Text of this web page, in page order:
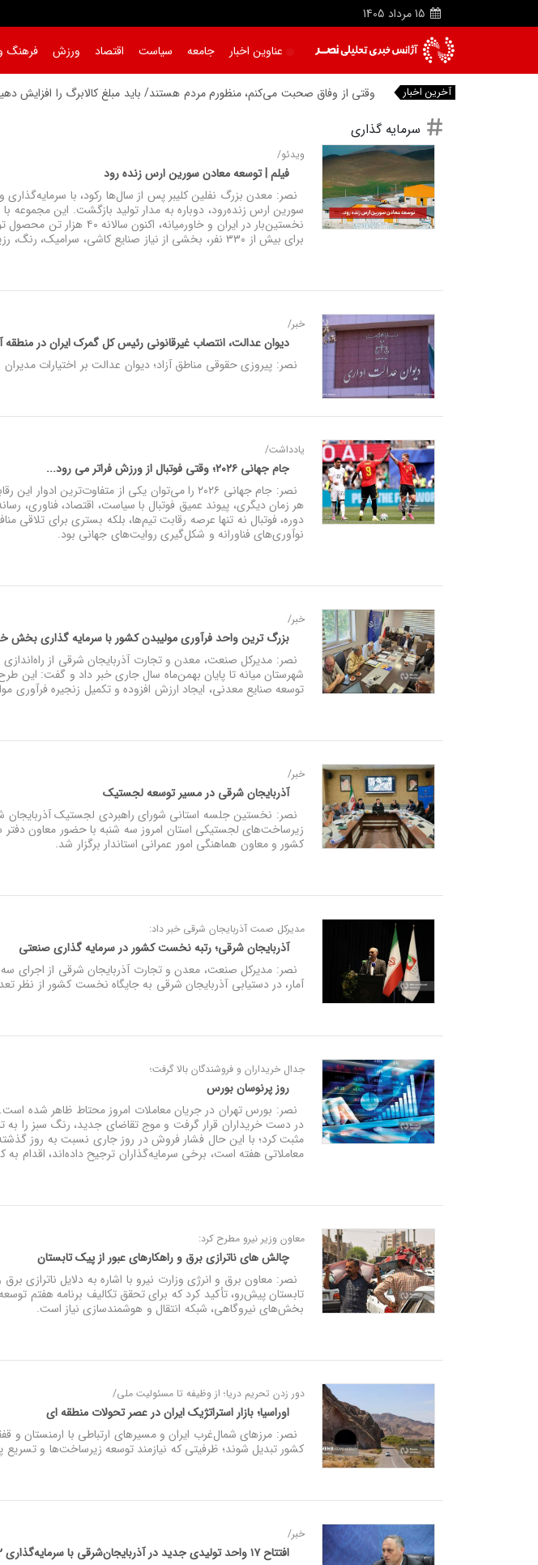
15 مرداد 1405
عناوین اخبار جامعه سیاست اقتصاد ورزش فرهنگ
آخرین اخبار وقتی از وفاق صحبت می‌کنم، منظورم مردم هستند/ باید مبلغ کالابرگ را افز
سرمایه گذاری
ویدئو/
فیلم | توسعه معادن سورین ارس زنده رود
نصر: معدن بزرگ نفلین کلیبر پس از سال‌ها رکود، با
سورین ارس زنده‌رود، دوباره به مدار تولید بازگشت. این مجموعه
نخستین‌بار در ایران و
برای بیش از ۳۳۰ نفر، بخشی از نیاز صنایع کاشی، سرامیک، رنگ، رزین، لاستیک و پلی‌اتیلن کشور را تأمین می‌کند.
خبر/
دیوان عدالت، انتصاب غیرقانونی رئیس کل گمرک ایران در منطقه
نصر: پیروزی حقوقی مناطق آزاد؛ دیوان عدالت بر اختیارات مدیران
یادداشت/
جام جهانی ۲۰۲۶؛ وقتی فوتبال از ورزش فراتر می‌ رود...
نصر: جام جهانی ۲۰۲۶ را می‌توان یکی از متفاوت‌ترین
هر زمان دیگری، پیوند عمیق فوتبال با سیاست، اقتصاد، فناوری،
دوره، فوتبال نه تنها عرصه رقابت تیم‌ها، بلکه بستری برای تلاقی
نوآوری‌های فناورانه و شکل‌گیری روایت‌های جهانی بود.
خبر/
بزرگ‌ ترین واحد فرآوری مولیبدن کشور با سرمایه‌ گذاری بخش
نصر: مدیرکل صنعت، معدن و تجارت آذربایجان شرقی از
شهرستان میانه تا پایان بهمن‌ماه سال جاری خبر داد و گفت:
توسعه صنایع معدنی، ایجاد ارزش افزوده و تکمیل زنجیره فرآوری
خبر/
آذربایجان شرقی در مسیر توسعه لجستیک
نصر: نخستین جلسه استانی شورای راهبردی لجستیک آذربایجان
زیرساخت‌های لجستیکی استان امروز سه شنبه با حضور معاون
کشور و معاون هماهنگی امور عمرانی استاندار برگزار شد.
مدیرکل صمت آذربایجان شرقی خبر داد:
آذربایجان شرقی؛ رتبه نخست کشور در سرمایه‌ گذاری صنعتی
نصر: مدیرکل صنعت، معدن و تجارت آذربایجان شرقی از اجرای
آمار، در دستیابی آذربایجان شرقی به جایگاه نخست کشور از نظر
جدال خریداران و فروشندگان بالا گرفت؛
روز پرنوسان بورس
نصر: بورس تهران در جریان معاملات امروز محتاط ظاهر شده است.
در دست خریداران قرار گرفت و موج تقاضای جدید، رنگ سبز را به
مثبت کرد؛ با این حال فشار فروش در روز جاری نسبت به روز گذشته
معاملاتی هفته است، برخی سرمایه‌گذاران ترجیح داده‌اند، اقدام
معاون وزیر نیرو مطرح کرد:
چالش‌ های ناترازی برق و راهکارهای عبور از پیک تابستان
نصر: معاون برق و انرژی وزارت نیرو با اشاره به دلایل ناترازی برق
بخش‌های نیروگاهی، شبکه انتقال و هوشمندسازی نیاز است.
دور زدن تحریم دریا؛ از وظیفه تا مسئولیت ملی/
اوراسیا؛ بازار استراتژیک ایران در عصر تحولات منطقه‌ ای
نصر: مرزهای شمال‌غرب ایران و مسیرهای ارتباطی با ارمنستان و
کشور تبدیل شوند؛ ظرفیتی که نیازمند توسعه زیرساخت‌ها و تسریع
خبر/
افتتاح ۱۷ واحد تولیدی جدید در آذربایجان‌شرقی با سرمایه‌گذاری ۱۲ همت